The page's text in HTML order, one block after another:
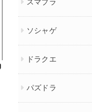
スマブラ
ソシャゲ
ドラクエ
パズドラ